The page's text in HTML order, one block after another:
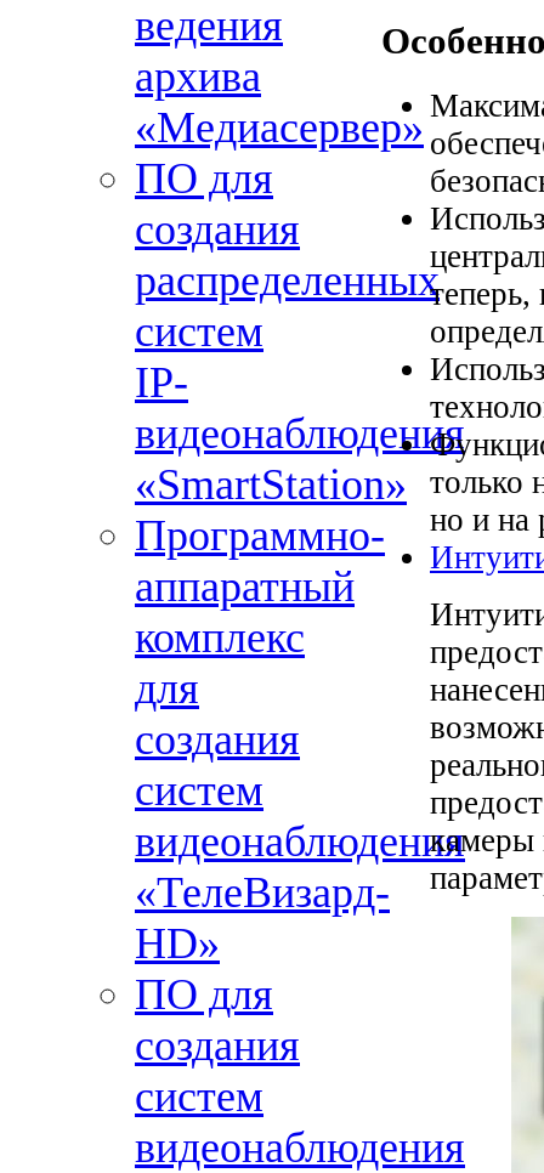
ведения
архива
«Медиасервер»
ПО для
создания
распределенных
систем
IP-
видеонаблюдения
«SmartStation»
Программно-
аппаратный
комплекс
для
создания
систем
видеонаблюдения
«ТелеВизард-
HD»
ПО для
создания
систем
видеонаблюдения
теперь,
только
но и на
камеры